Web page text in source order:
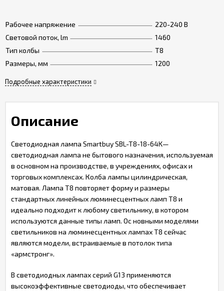
Рабочее напряжение
220-240 В
Световой поток, lm
1460
Тип колбы
T8
Размеры, мм
1200
Подробные характеристики
Описание
Светодиодная лампа Smartbuy SBL-T8-18-64K—
светодиодная лампа не бытового назначения, используемая
в основном на производстве, в учреждениях, офисах и
торговых комплексах. Колба лампы цилиндрическая,
матовая. Лампа T8 повторяет форму и размеры
стандартных линейных люминесцентных ламп Т8 и
идеально подходит к любому светильнику, в котором
используются данные типы ламп. Ос новными моделями
светильников на люминесцентных лампах T8 сейчас
являются модели, встраиваемые в потолок типа
«армстронг».
В светодиодных лампах серий G13 применяются
высокоэффективные светодиоды, что обеспечивает